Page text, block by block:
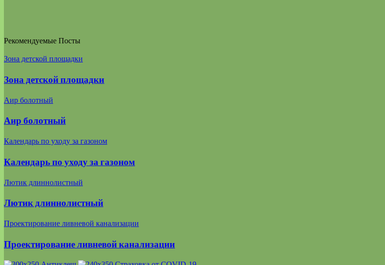
Рекомендуемые Посты
Зона детской площадки
Зона детской площадки
Аир болотный
Аир болотный
Календарь по уходу за газоном
Календарь по уходу за газоном
Лютик длиннолистный
Лютик длиннолистный
Проектирование ливневой канализации
Проектирование ливневой канализации